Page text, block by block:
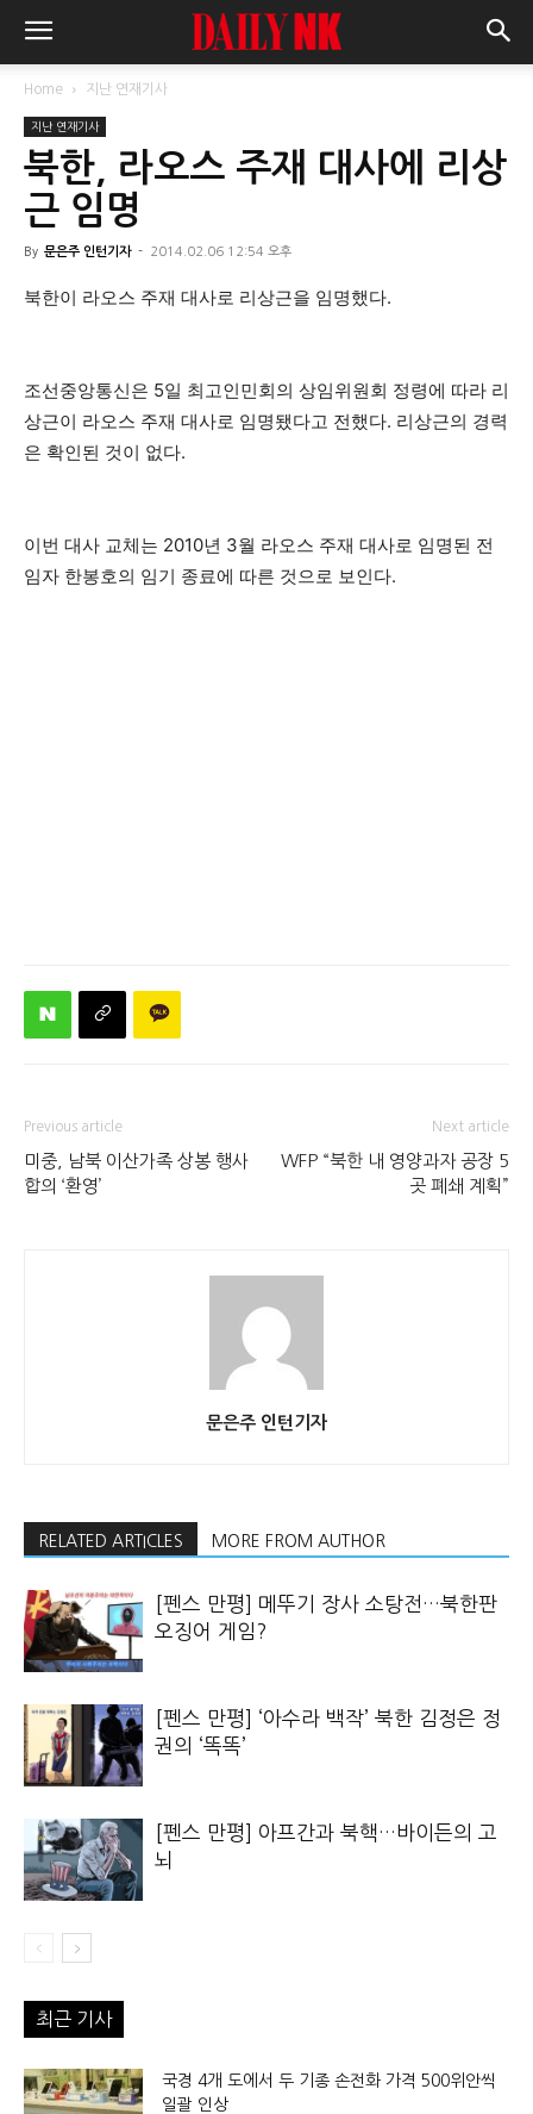
Home 지난 연재기사
지난 연재기사
북한, 라오스 주재 대사에 리상
근 임명
By 문은주 인턴기자 - 2014.02.06 12:54 오후
북한이 라오스 주재 대사로 리상근을 임명했다.
조선중앙통신은 5일 최고인민회의 상임위원회 정령에 따라 리
상근이 라오스 주재 대사로 임명됐다고 전했다. 리상근의 경력
은 확인된 것이 없다.
이번 대사 교체는 2010년 3월 라오스 주재 대사로 임명된 전
임자 한봉호의 임기 종료에 따른 것으로 보인다.
Previous article
미중, 남북 이산가족 상봉 행사
합의 ‘환영’
Next article
WFP “북한 내 영양과자 공장 5
곳 폐쇄 계획”
문은주 인턴기자
RELATED ARTICLES MORE FROM AUTHOR
[펜스 만평] 메뚜기 장사 소탕전…북한판
오징어 게임?
[펜스 만평] ‘아수라 백작’ 북한 김정은 정
권의 ‘똑똑’
[펜스 만평] 아프간과 북핵…바이든의 고
뇌
최근 기사
국경 4개 도에서 두 기종 손전화 가격 500위안씩
일괄 인상